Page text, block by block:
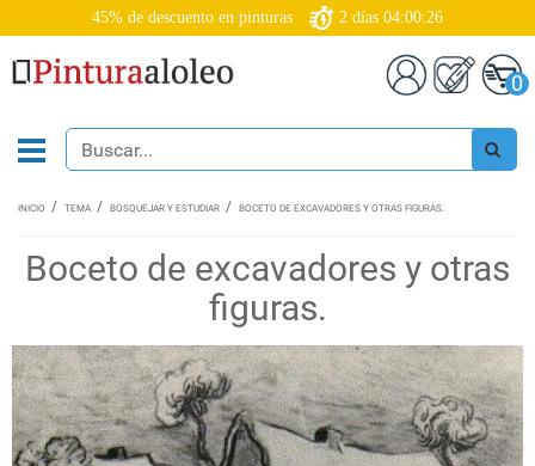
45% de descuento en pinturas 2 días 04:00:26
0
INICIO TEMA BOSQUEJAR Y ESTUDIAR BOCETO DE EXCAVADORES Y OTRAS FIGURAS.
Boceto de excavadores y otras
figuras.